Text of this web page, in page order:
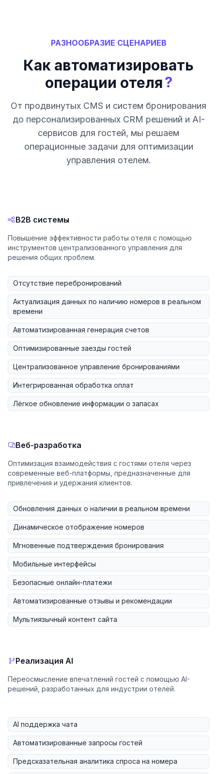
РАЗНООБРАЗИЕ СЦЕНАРИЕВ
Как автоматизировать
операции отеля?
От продвинутых CMS и систем бронирования
до персонализированных CRM решений и AI-
сервисов для гостей, мы решаем
операционные задачи для оптимизации
управления отелем.
B2B системы
Повышение эффективности работы отеля с помощью
инструментов централизованного управления для
решения общих проблем.
Отсутствие перебронирований
Актуализация данных по наличию номеров в реальном
времени
Автоматизированная генерация счетов
Оптимизированные заезды гостей
Централизованное управление бронированиями
Интегрированная обработка оплат
Лёгкое обновление информации о запасах
Веб-разработка
Оптимизация взаимодействия с гостями отеля через
современные веб-платформы, предназначенные для
привлечения и удержания клиентов.
Обновления данных о наличии в реальном времени
Динамическое отображение номеров
Мгновенные подтверждения бронирования
Мобильные интерфейсы
Безопасные онлайн-платежи
Автоматизированные отзывы и рекомендации
Мультиязычный контент сайта
Реализация AI
Переосмысление впечатлений гостей с помощью AI-
решений, разработанных для индустрии отелей.
AI поддержка чата
Автоматизированные запросы гостей
Предсказательная аналитика спроса на номера